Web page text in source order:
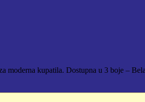
moderna kupatila. Dostupna u 3 boje –